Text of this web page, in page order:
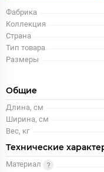
Фабрика
Коллекция
Страна
Тип товара
Размеры
Общие
Длина, см
Ширина, см
Вес, кг
Технические
Материал